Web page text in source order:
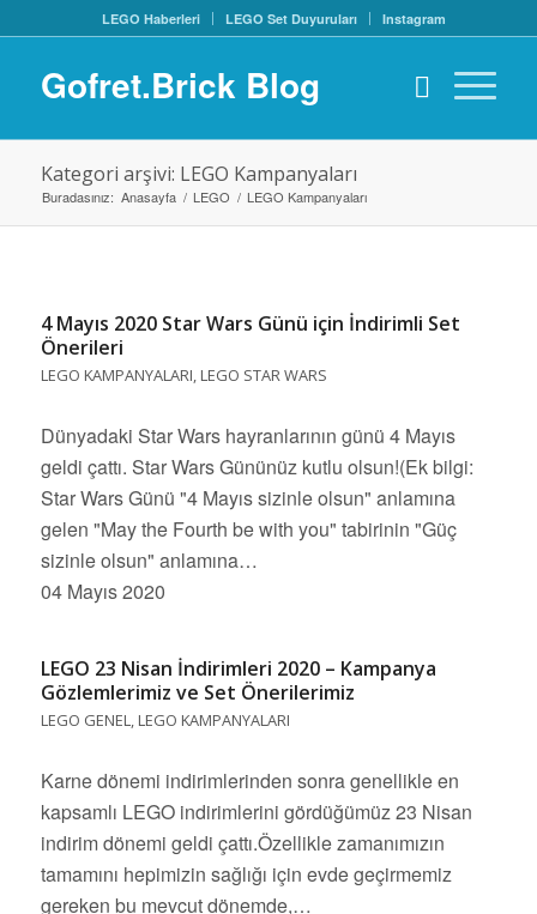
LEGO Haberleri LEGO Set Duyuruları Instagram
Gofret.Brick Blog
Kategori arşivi: LEGO Kampanyaları
Buradasınız: Anasayfa / LEGO / LEGO Kampanyaları
4 Mayıs 2020 Star Wars Günü için İndirimli Set
Önerileri
LEGO KAMPANYALARI, LEGO STAR WARS
Dünyadaki Star Wars hayranlarının günü 4 Mayıs
geldi çattı. Star Wars Gününüz kutlu olsun!(Ek bilgi:
Star Wars Günü "4 Mayıs sizinle olsun" anlamına
gelen "May the Fourth be with you" tabirinin "Güç
sizinle olsun" anlamına…
04 Mayıs 2020
LEGO 23 Nisan İndirimleri 2020 – Kampanya
Gözlemlerimiz ve Set Önerilerimiz
LEGO GENEL, LEGO KAMPANYALARI
Karne dönemi indirimlerinden sonra genellikle en
kapsamlı LEGO indirimlerini gördüğümüz 23 Nisan
indirim dönemi geldi çattı.Özellikle zamanımızın
tamamını hepimizin sağlığı için evde geçirmemiz
gereken bu mevcut dönemde,…